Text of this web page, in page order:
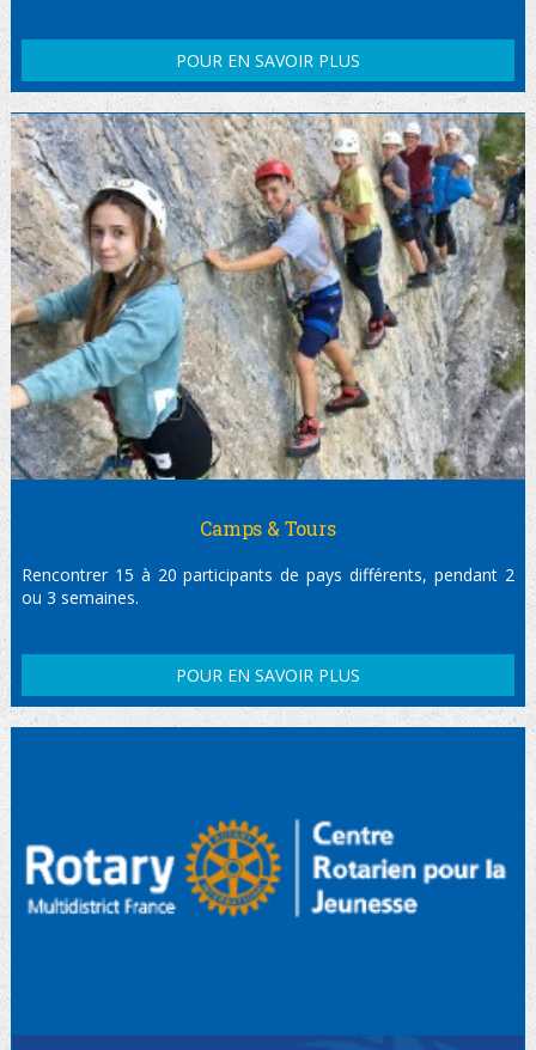
POUR EN SAVOIR PLUS
Camps & Tours
Rencontrer 15 à 20 participants de pays différents, pendant 2
ou 3 semaines.
POUR EN SAVOIR PLUS